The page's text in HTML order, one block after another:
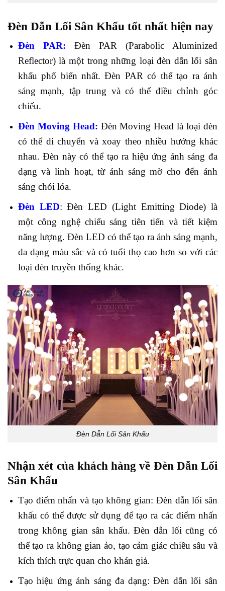
Đèn Dẫn Lối Sân Khấu tốt nhất hiện nay
Đèn PAR: Đèn PAR (Parabolic Aluminized
Reflector) là một trong những loại đèn dẫn lối sân
khấu phổ biến nhất. Đèn PAR có thể tạo ra ánh
sáng mạnh, tập trung và có thể điều chỉnh góc
chiếu.
Đèn Moving Head: Đèn Moving Head là loại đèn
có thể di chuyển và xoay theo nhiều hướng khác
nhau. Đèn này có thể tạo ra hiệu ứng ánh sáng đa
dạng và linh hoạt, từ ánh sáng mờ cho đến ánh
sáng chói lóa.
Đèn LED: Đèn LED (Light Emitting Diode) là
một công nghệ chiếu sáng tiên tiến và tiết kiệm
năng lượng. Đèn LED có thể tạo ra ánh sáng mạnh,
đa dạng màu sắc và có tuổi thọ cao hơn so với các
loại đèn truyền thống khác.
Đèn Dẫn Lối Sân Khấu
Nhận xét của khách hàng về Đèn Dẫn Lối
Sân Khấu
Tạo điểm nhấn và tạo không gian: Đèn dẫn lối sân
khấu có thể được sử dụng để tạo ra các điểm nhấn
trong không gian sân khấu. Đèn dẫn lối cũng có
thể tạo ra không gian ảo, tạo cảm giác chiều sâu và
kích thích trực quan cho khán giả.
Tạo hiệu ứng ánh sáng đa dạng: Đèn dẫn lối sân